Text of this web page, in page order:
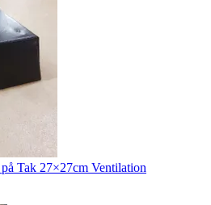
Tak 27×27cm Ventilation